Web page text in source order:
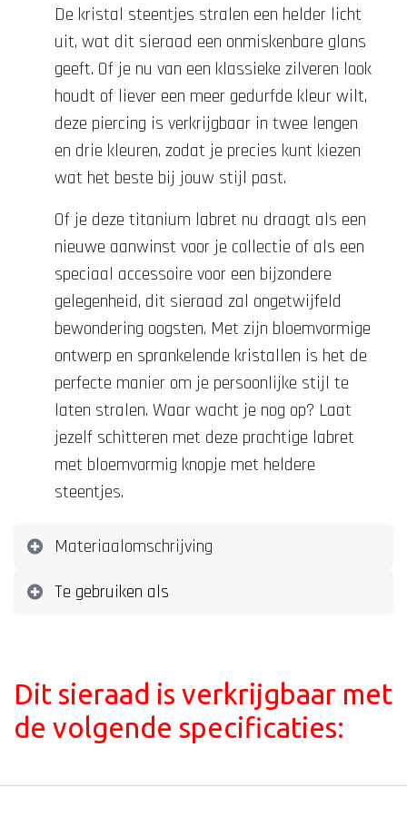
De kristal steentjes stralen een helder licht
uit, wat dit sieraad een onmiskenbare glans
geeft. Of je nu van een klassieke zilveren look
houdt of liever een meer gedurfde kleur wilt,
deze piercing is verkrijgbaar in twee lengen
en drie kleuren, zodat je precies kunt kiezen
wat het beste bij jouw stijl past.
Of je deze titanium labret nu draagt als een
nieuwe aanwinst voor je collectie of als een
speciaal accessoire voor een bijzondere
gelegenheid, dit sieraad zal ongetwijfeld
bewondering oogsten. Met zijn bloemvormige
ontwerp en sprankelende kristallen is het de
perfecte manier om je persoonlijke stijl te
laten stralen. Waar wacht je nog op? Laat
jezelf schitteren met deze prachtige labret
met bloemvormig knopje met heldere
steentjes.
Materiaalomschrijving
Te gebruiken als
Dit sieraad is verkrijgbaar met
de volgende specificaties: